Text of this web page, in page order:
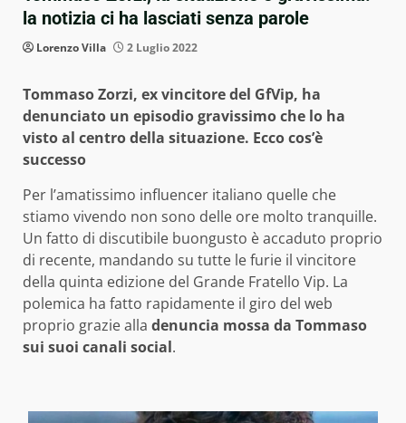
la notizia ci ha lasciati senza parole
Lorenzo Villa 2 Luglio 2022
Tommaso Zorzi, ex vincitore del GfVip, ha
denunciato un episodio gravissimo che lo ha
visto al centro della situazione. Ecco cos’è
successo
Per l’amatissimo influencer italiano quelle che
stiamo vivendo non sono delle ore molto tranquille.
Un fatto di discutibile buongusto è accaduto proprio
di recente, mandando su tutte le furie il vincitore
della quinta edizione del Grande Fratello Vip. La
polemica ha fatto rapidamente il giro del web
proprio grazie alla denuncia mossa da Tommaso
sui suoi canali social.